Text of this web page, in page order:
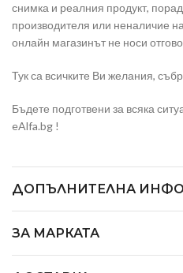
снимка и реалния продукт,
производителя или неналичие
онлайн магазинът не носи
Тук са всичките Ви желания,
Бъдете подготвени за всяка
eAlfa.bg !
ДОПЪЛНИТЕЛНА
ЗА МАРКАТА